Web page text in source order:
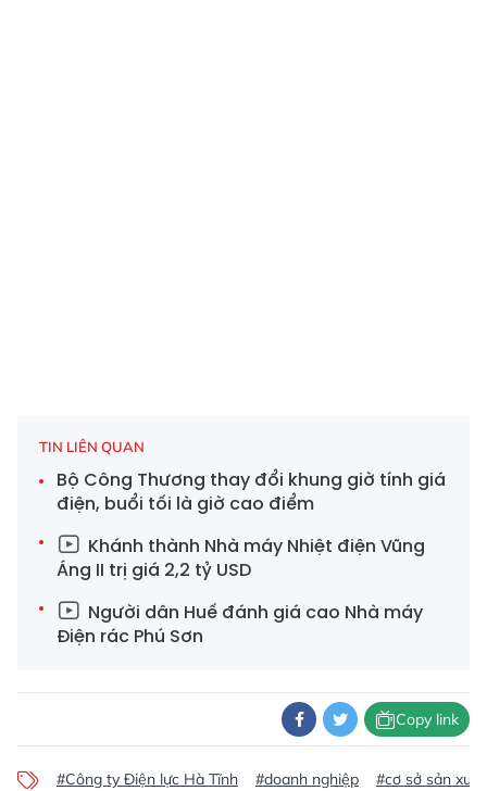
TIN LIÊN QUAN
Bộ Công Thương thay đổi khung giờ tính giá
điện, buổi tối là giờ cao điểm
Khánh thành Nhà máy Nhiệt điện Vũng
Áng II trị giá 2,2 tỷ USD
Người dân Huế đánh giá cao Nhà máy
Điện rác Phú Sơn
Copy link
#Công ty Điện lực Hà Tĩnh #doanh nghiệp #cơ sở sản